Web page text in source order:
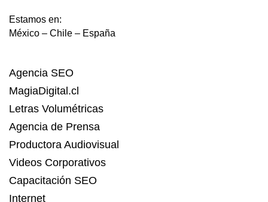
Estamos en:
México – Chile – España
Agencia SEO
MagiaDigital.cl
Letras Volumétricas
Agencia de Prensa
Productora Audiovisual
Videos Corporativos
Capacitación SEO
Internet